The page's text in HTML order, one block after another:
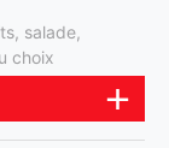
salade,
choix